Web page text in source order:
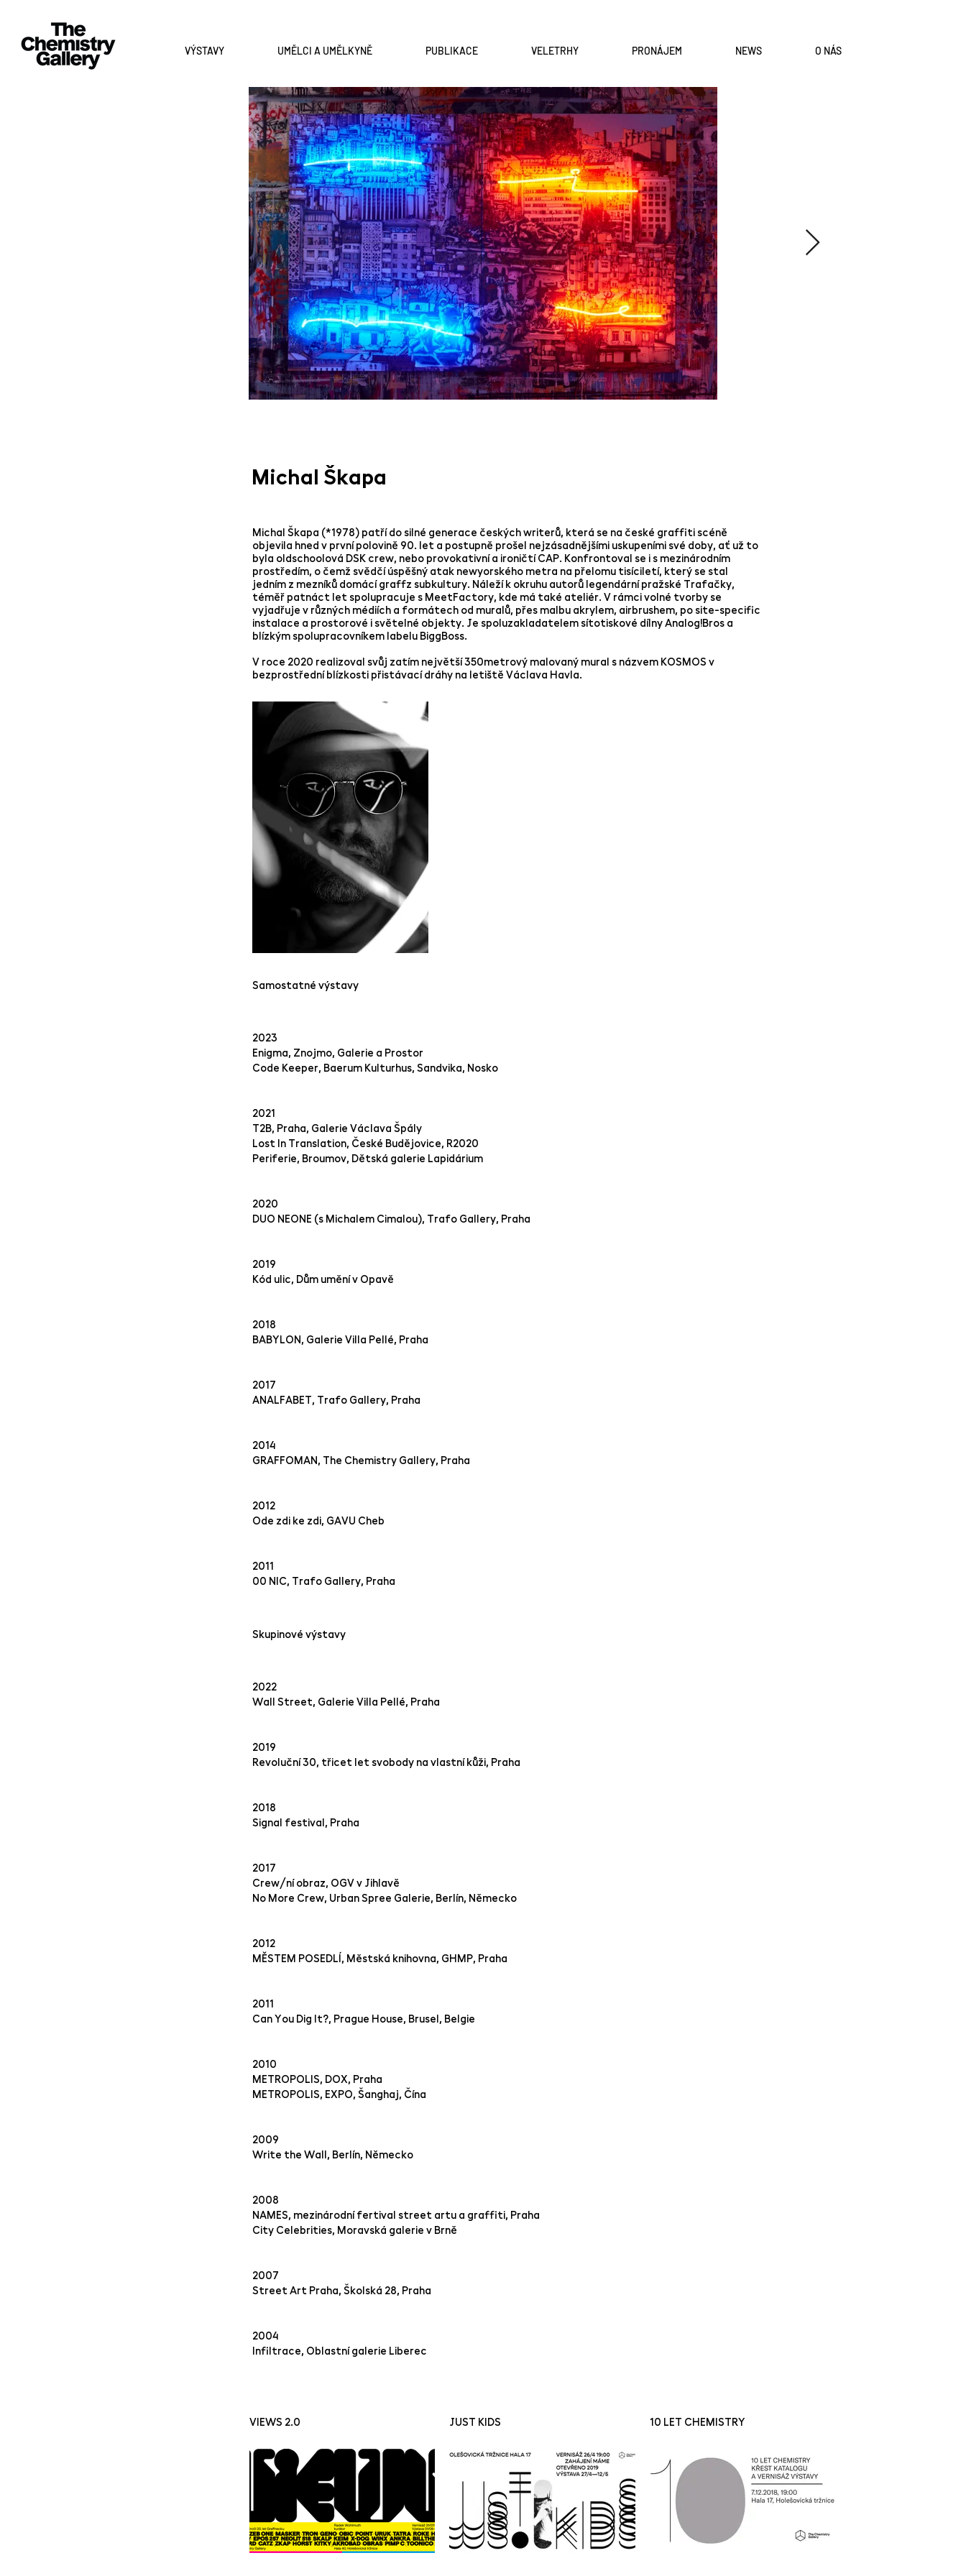
VÝSTAVY UMĚLCI A UMĚLKYNĚ PUBLIKACE VELETRHY PRONÁJEM NEWS O NÁS
Michal Škapa
Michal Škapa (*1978) patří do silné generace českých writerů, která se na české graffiti scéně
objevila hned v první polovině 90. let a postupně prošel nejzásadnějšími uskupeními své doby, ať už to
byla oldschoolová DSK crew, nebo provokativní a ironičtí CAP. Konfrontoval se i s mezinárodním
prostředím, o čemž svědčí úspěšný atak newyorského metra na přelomu tisíciletí, který se stal
jedním z mezníků domácí graffz subkultury. Náleží k okruhu autorů legendární pražské Trafačky,
téměř patnáct let spolupracuje s MeetFactory, kde má také ateliér. V rámci volné tvorby se
vyjadřuje v různých médiích a formátech od muralů, přes malbu akrylem, airbrushem, po site-specific
instalace a prostorové i světelné objekty. Je spoluzakladatelem sítotiskové dílny Analog!Bros a
blízkým spolupracovníkem labelu BiggBoss.
V roce 2020 realizoval svůj zatím největší 350metrový malovaný mural s názvem KOSMOS v
bezprostřední blízkosti přistávací dráhy na letiště Václava Havla.
Samostatné výstavy
2023
Enigma, Znojmo, Galerie a Prostor
Code Keeper, Baerum Kulturhus, Sandvika, Nosko
2021
T2B, Praha, Galerie Václava Špály
Lost In Translation, České Budějovice, R2020
Periferie, Broumov, Dětská galerie Lapidárium
2020
DUO NEONE (s Michalem Cimalou), Trafo Gallery, Praha
2019
Kód ulic, Dům umění v Opavě
2018
BABYLON, Galerie Villa Pellé, Praha
2017
ANALFABET, Trafo Gallery, Praha
2014
GRAFFOMAN, The Chemistry Gallery, Praha
2012
Ode zdi ke zdi, GAVU Cheb
2011
00 NIC, Trafo Gallery, Praha
Skupinové výstavy
2022
Wall Street, Galerie Villa Pellé, Praha
2019
Revoluční 30, třicet let svobody na vlastní kůži, Praha
2018
Signal festival, Praha
2017
Crew/ní obraz, OGV v Jihlavě
No More Crew, Urban Spree Galerie, Berlín, Německo
2012
MĚSTEM POSEDLÍ, Městská knihovna, GHMP, Praha
2011
Can You Dig It?, Prague House, Brusel, Belgie
2010
METROPOLIS, DOX, Praha
METROPOLIS, EXPO, Šanghaj, Čína
2009
Write the Wall, Berlín, Německo
2008
NAMES, mezinárodní fertival street artu a graffiti, Praha
City Celebrities, Moravská galerie v Brně
2007
Street Art Praha, Školská 28, Praha
2004
Infiltrace, Oblastní galerie Liberec
VIEWS 2.0 JUST KIDS 10 LET CHEMISTRY